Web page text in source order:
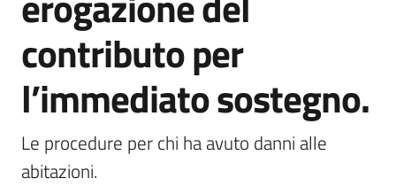
Servizi
line
contributo per
l’immediato sostegno.
Le procedure per chi ha avuto danni alle
abitazioni.